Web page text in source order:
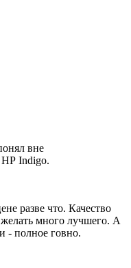
вне
НР Indigo.
разве что. Качество
желать много лучшего. А
- полное говно.